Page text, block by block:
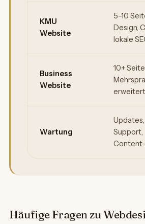
KMU
Website
5–10
Design,
lokale
Business
Website
10+
Wartung
Support,
Häufige Fragen zu